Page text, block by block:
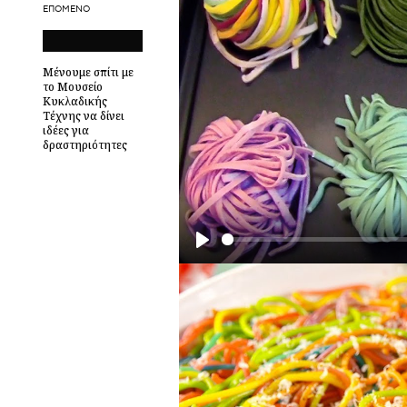
ΕΠΌΜΕΝΟ
Μένουμε σπίτι με
το Μουσείο
Κυκλαδικής
Τέχνης να δίνει
ιδέες για
δραστηριότητες
P
a
y